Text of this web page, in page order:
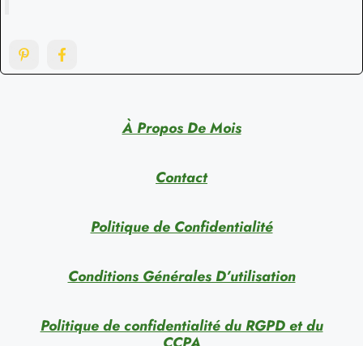
À Propos De Mois
Contact
Politique de Confidentialité
Conditions Générales D’utilisation
Politique de confidentialité du RGPD et du